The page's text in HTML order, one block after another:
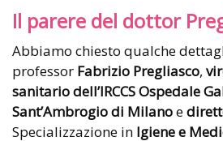
Il parere del dottor
Abbiamo chiesto qualche
professor Fabrizio Pregliasco,
sanitario dell’IRCCS Ospedale
Sant’Ambrogio di Milanoe
Specializzazione in Igiene e